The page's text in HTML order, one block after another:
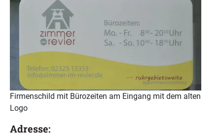
Firmenschild mit Bürozeiten am Eingang mit dem alten
Logo
Adresse: